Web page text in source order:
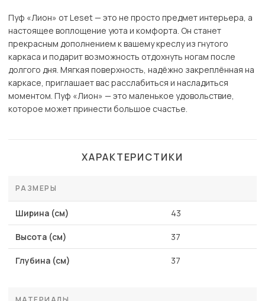
Пуф «Лион» от Leset — это не просто предмет интерьера, а
настоящее воплощение уюта и комфорта. Он станет
прекрасным дополнением к вашему креслу из гнутого
каркаса и подарит возможность отдохнуть ногам после
долгого дня. Мягкая поверхность, надёжно закреплённая на
каркасе, приглашает вас расслабиться и насладиться
моментом. Пуф «Лион» — это маленькое удовольствие,
которое может принести большое счастье.
ХАРАКТЕРИСТИКИ
РАЗМЕРЫ
Ширина (см) 43
Высота (см) 37
Глубина (см) 37